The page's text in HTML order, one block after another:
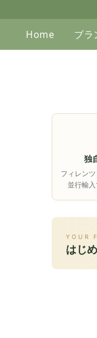
Home ブラ
独
フィレンツ
並行輸入
YOUR
はじ